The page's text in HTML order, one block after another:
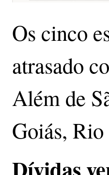
Os cinco
atrasado
Além de
Goiás,